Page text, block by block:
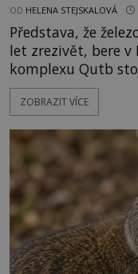
OD HELENA STEJSKALOVÁ
Představa, že
let zrezivět, bere v
komplexu Qutb
železný sloup,
počasí s jen
ztracených
materiálech.
skutečné
ZOBRAZIT VÍCE